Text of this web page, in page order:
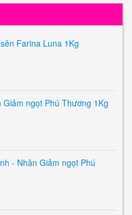
Farina Luna 1Kg
ngọt Phú Thương 1Kg
- Nhân Giảm ngọt Phú